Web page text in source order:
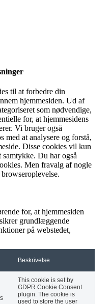
til at forbedre din
hjemmesiden. Ud af
som nødvendige,
for, at hjemmesidens
Vi bruger også
med at analysere og forstå,
Disse cookies vil kun
Du har også
Men fravalg af nogle
for, at hjemmesiden
grundlæggende
på webstedet,
Beskrivelse
This cookie is set by
GDPR Cookie Consent
plugin. The cookie is
used to store the user